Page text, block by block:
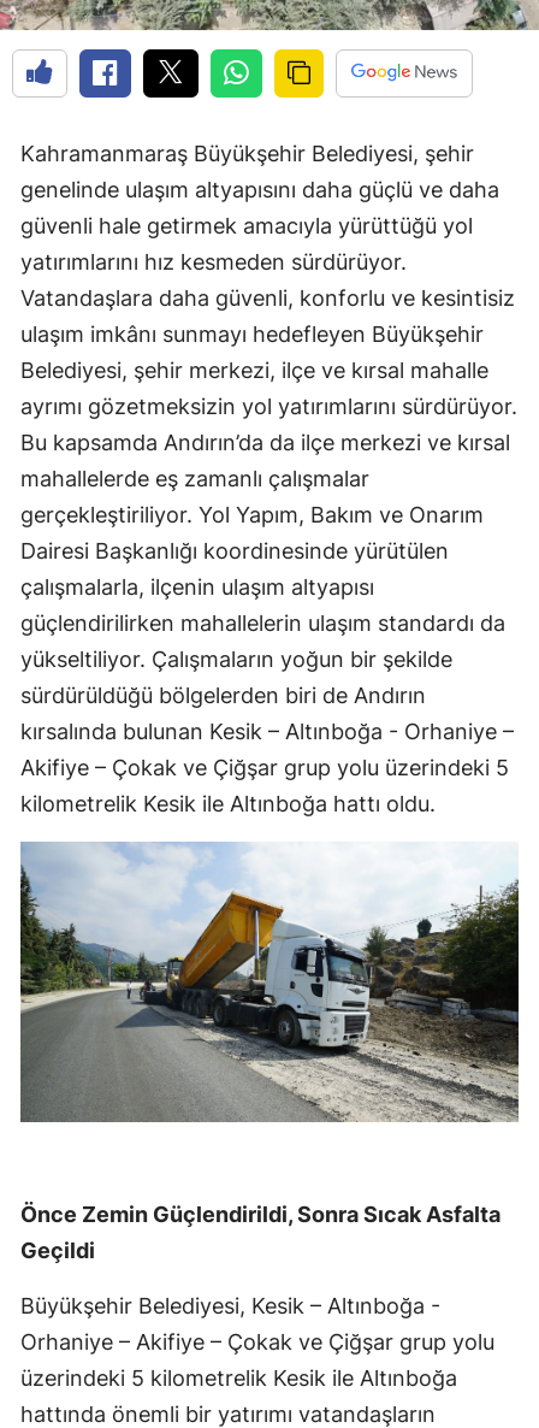
Kahramanmaraş Büyükşehir Belediyesi, şehir
genelinde ulaşım altyapısını daha güçlü ve daha
güvenli hale getirmek amacıyla yürüttüğü yol
yatırımlarını hız kesmeden sürdürüyor.
Vatandaşlara daha güvenli, konforlu ve kesintisiz
ulaşım imkânı sunmayı hedefleyen Büyükşehir
Belediyesi, şehir merkezi, ilçe ve kırsal mahalle
ayrımı gözetmeksizin yol yatırımlarını sürdürüyor.
Bu kapsamda Andırın’da da ilçe merkezi ve kırsal
mahallelerde eş zamanlı çalışmalar
gerçekleştiriliyor. Yol Yapım, Bakım ve Onarım
Dairesi Başkanlığı koordinesinde yürütülen
çalışmalarla, ilçenin ulaşım altyapısı
güçlendirilirken mahallelerin ulaşım standardı da
yükseltiliyor. Çalışmaların yoğun bir şekilde
sürdürüldüğü bölgelerden biri de Andırın
kırsalında bulunan Kesik – Altınboğa - Orhaniye –
Akifiye – Çokak ve Çiğşar grup yolu üzerindeki 5
kilometrelik Kesik ile Altınboğa hattı oldu.
Önce Zemin Güçlendirildi, Sonra Sıcak Asfalta
Geçildi
Büyükşehir Belediyesi, Kesik – Altınboğa -
Orhaniye – Akifiye – Çokak ve Çiğşar grup yolu
üzerindeki 5 kilometrelik Kesik ile Altınboğa
hattında önemli bir yatırımı vatandaşların